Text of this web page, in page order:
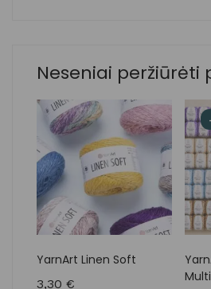
Neseniai peržiūrėti
YarnArt Linen Soft
3,30 €